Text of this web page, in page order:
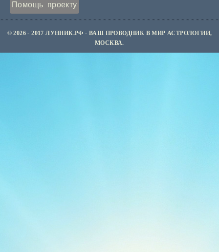
Помощь проекту
© 2026 - 2017 ЛУННИК.РФ - ВАШ ПРОВОДНИК В МИР АСТРОЛОГИИ,
МОСКВА.